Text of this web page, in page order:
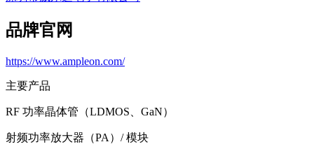
品牌官网
https://www.ampleon.com/
主要产品
RF 功率晶体管（LDMOS、GaN）
射频功率放大器（PA）/ 模块